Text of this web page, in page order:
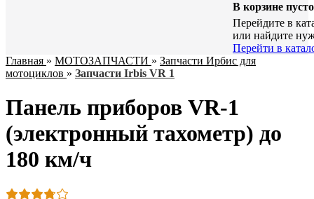
В корзине пусто
Перейдите в
или найдите
Перейти в
Главная » МОТОЗАПЧАСТИ » Запчасти Ирбис для
мотоциклов » Запчасти Irbis VR 1
Панель приборов VR-1
(электронный тахометр) до
180 км/ч